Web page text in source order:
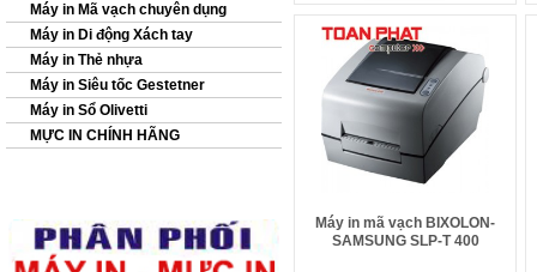
Máy in Mã vạch chuyên dụng
Máy in Di động Xách tay
Máy in Thẻ nhựa
Máy in Siêu tốc Gestetner
Máy in Sổ Olivetti
MỰC IN CHÍNH HÃNG
Máy in mã vạch BIXOLON-
SAMSUNG SLP-T 400